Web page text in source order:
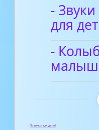
-
для
-
Поделки для детей